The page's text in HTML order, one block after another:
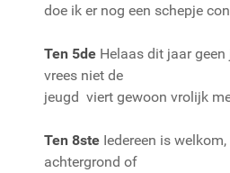
doe ik er nog een schepje
Ten 5de Helaas dit jaar
vrees niet
jeugd viert gewoon vrolijk
Ten 8ste Iedereen is
achtergrond of